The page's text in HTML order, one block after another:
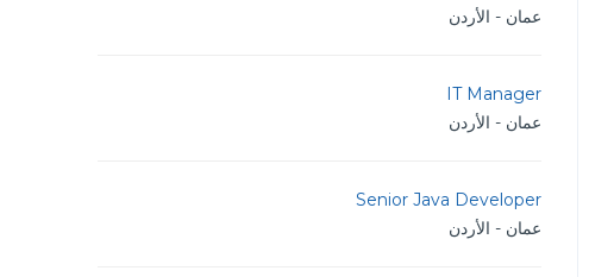
عمان - الأردن
IT Manager
عمان - الأردن
Senior Java Developer
عمان - الأردن